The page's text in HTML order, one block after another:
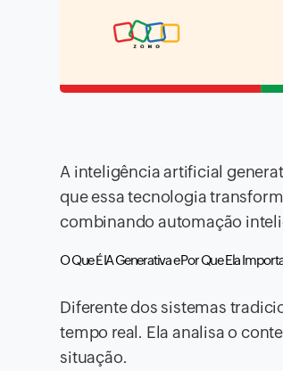
A inteligência artificial
que essa tecnologia
combinando automação
O Que É IA Generativa e Por Que Ela
Diferente dos sistemas
tempo real. Ela analisa o
situação.